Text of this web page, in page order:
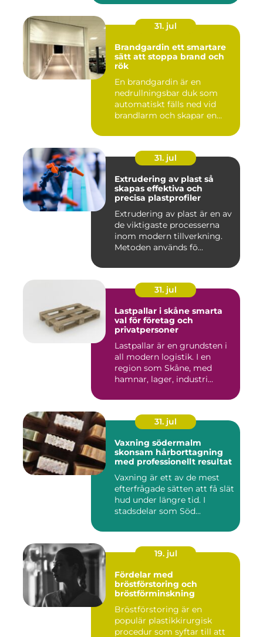
31. jul
Brandgardin ett smartare
sätt att stoppa brand och
rök
En brandgardin är en
nedrullningsbar duk som
automatiskt fälls ned vid
brandlarm och skapar en
31. jul
Extrudering av plast så
skapas effektiva och
precisa plastprofiler
Extrudering av plast är en av
de viktigaste processerna
inom modern tillverkning.
Metoden används fö...
31. jul
Lastpallar i skåne smarta
val för företag och
privatpersoner
Lastpallar är en grundsten i
all modern logistik. I en
region som Skåne, med
hamnar, lager, industri...
31. jul
Vaxning södermalm
skonsam hårborttagning
med professionellt resultat
Vaxning är ett av de mest
efterfrågade sätten att få slät
hud under längre tid. I
stadsdelar som Söd...
19. jul
Fördelar med
bröstförstoring och
bröstförminskning
Bröstförstoring är en
populär plastikkirurgisk
procedur som syftar till att